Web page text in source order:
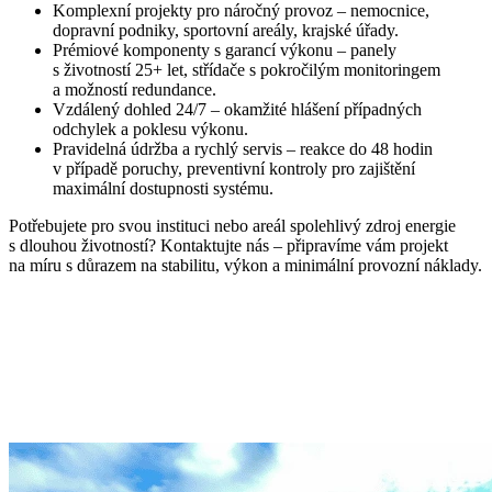
Komplexní projekty pro náročný provoz – nemocnice,
dopravní podniky, sportovní areály, krajské úřady.
Prémiové komponenty s garancí výkonu – panely
s životností 25+ let, střídače s pokročilým monitoringem
a možností redundance.
Vzdálený dohled 24/7 – okamžité hlášení případných
odchylek a poklesu výkonu.
Pravidelná údržba a rychlý servis – reakce do 48 hodin
v případě poruchy, preventivní kontroly pro zajištění
maximální dostupnosti systému.
Potřebujete pro svou instituci nebo areál spolehlivý zdroj energie
s dlouhou životností? Kontaktujte nás – připravíme vám projekt
na míru s důrazem na stabilitu, výkon a minimální provozní náklady.